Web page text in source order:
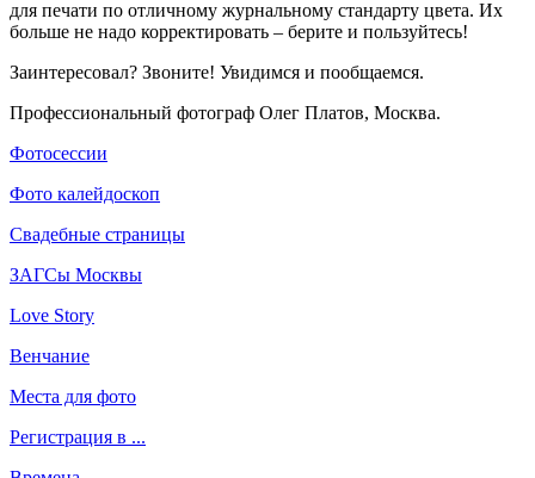
для печати по отличному журнальному стандарту цвета. Их
больше не надо корректировать – берите и пользуйтесь!
Заинтересовал? Звоните! Увидимся и пообщаемся.
Профессиональный фотограф Олег Платов, Москва.
Фотосессии
Фото калейдоскоп
Свадебные страницы
ЗАГСы Москвы
Love Story
Венчание
Места для фото
Регистрация в ...